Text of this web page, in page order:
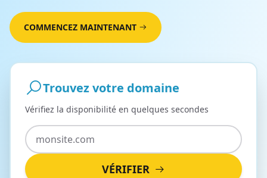
COMMENCEZ MAINTENANT
Trouvez votre domaine
Vérifiez la disponibilité en quelques secondes
VÉRIFIER